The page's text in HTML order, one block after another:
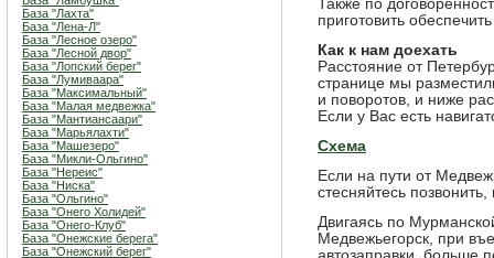
База "Лахта"
База "Лена-Л"
База "Лесное озеро"
База "Лесной двор"
База "Лопский берег"
База "Лумиваара"
База "Максимальный"
База "Малая медвежка"
База "Мантиансаари"
База "Марьялахти"
База "Машезеро"
База "Микли-Ольгино"
База "Нереис"
База "Ниска"
База "Ольгино"
База "Онего Холидей"
База "Онего-Клуб"
База "Онежские берега"
База "Онежский берег"
Также по
приготовить
Как к нам доехать
Расстояние от
странице мы
и поворотов, и ниже
Если у Вас есть
Схема
Если на пути от
стесняйтесь
Двигаясь по
Медвежьегорск, при